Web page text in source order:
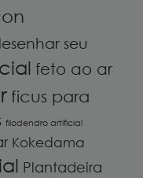
seu
feto ao ar
ficus para
filodendro artificial
Kokedama
Plantadeira